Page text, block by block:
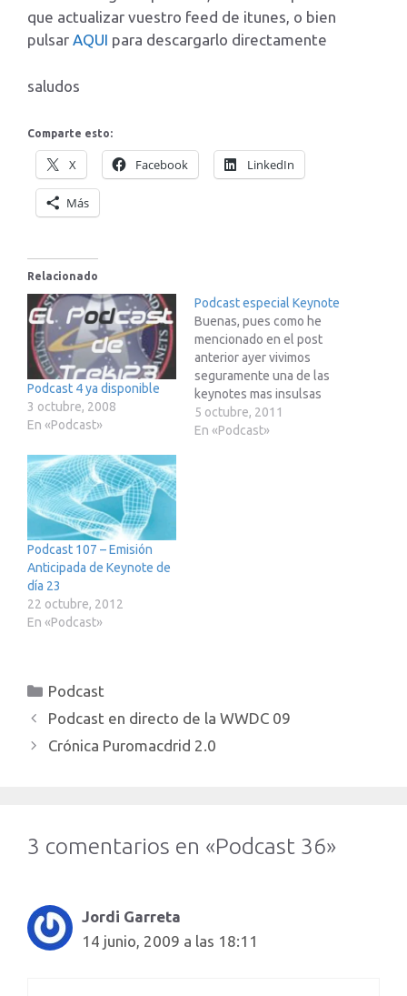
que actualizar vuestro feed de itunes, o bien
pulsar AQUI para descargarlo directamente
saludos
Comparte esto:
X Facebook LinkedIn
Más
Relacionado
Podcast 4 ya disponible
3 octubre, 2008
En «Podcast»
Podcast especial Keynote
Buenas, pues como he
mencionado en el post
anterior ayer vivimos
seguramente una de las
keynotes mas insulsas
que recuerde en mi corta
vida keynotera pero eso
5 octubre, 2011
En «Podcast»
Podcast 107 – Emisión
Anticipada de Keynote de
día 23
22 octubre, 2012
En «Podcast»
Categorías
Podcast
Podcast en directo de la WWDC 09
Crónica Puromacdrid 2.0
3 comentarios en «Podcast 36»
Jordi Garreta
14 junio, 2009 a las 18:11